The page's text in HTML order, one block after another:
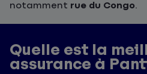
notamment rue du Congo.
Quelle est la
assurance à